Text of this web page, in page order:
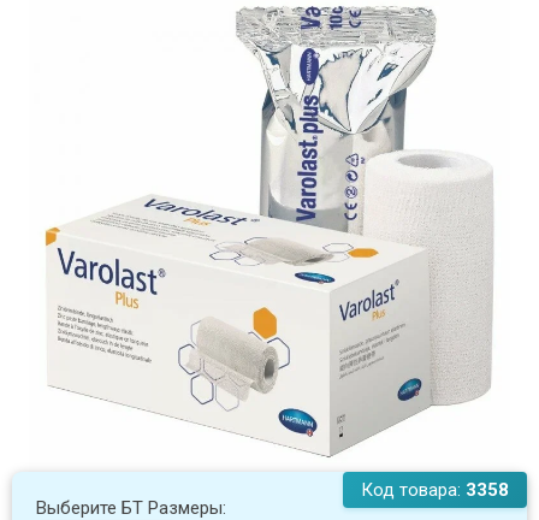
Код товара: 3358
Выберите БТ Размеры: